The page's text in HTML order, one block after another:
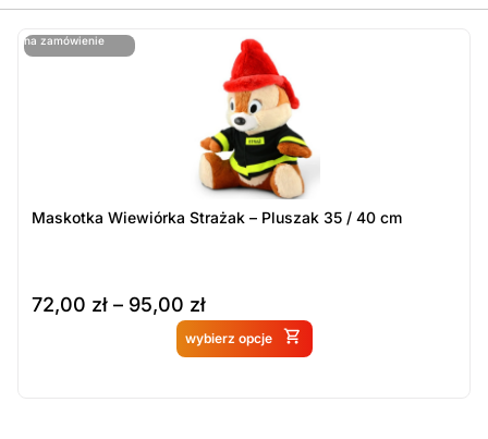
na zamówienie
ostatnie sztuki
Maskotka Wiewiórka Strażak – Pluszak 35 / 40 cm
72,00 zł – 95,00 zł
wybierz opcje
Produkt dostępny na